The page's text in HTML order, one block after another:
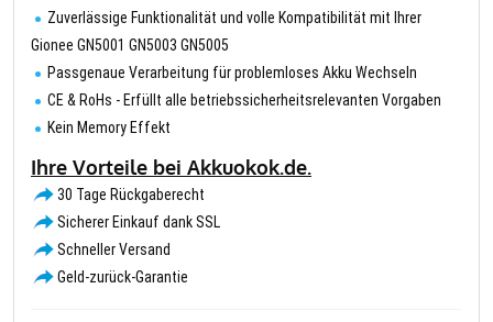
Zuverlässige Funktionalität und volle Kompatibilität mit Ihrer
Gionee GN5001 GN5003 GN5005
Passgenaue Verarbeitung für problemloses Akku Wechseln
CE & RoHs - Erfüllt alle betriebssicherheitsrelevanten Vorgaben
Kein Memory Effekt
Ihre Vorteile bei Akkuokok.de.
30 Tage Rückgaberecht
Sicherer Einkauf dank SSL
Schneller Versand
Geld-zurück-Garantie